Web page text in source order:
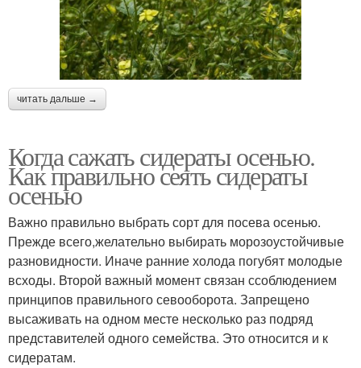
читать дальше →
Когда сажать сидераты осенью.
Как правильно сеять сидераты
осенью
Важно правильно выбрать сорт для посева осенью.
Прежде всего,желательно выбирать морозоустойчивые
разновидности. Иначе ранние холода погубят молодые
всходы. Второй важный момент связан ссоблюдением
принципов правильного севооборота. Запрещено
высаживать на одном месте несколько раз подряд
представителей одного семейства. Это относится и к
сидератам.